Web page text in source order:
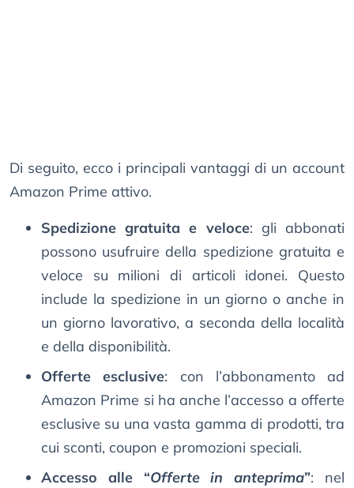
Di seguito, ecco i principali vantaggi di un account
Amazon Prime attivo.
Spedizione gratuita e veloce: gli abbonati
possono usufruire della spedizione gratuita e
veloce su milioni di articoli idonei. Questo
include la spedizione in un giorno o anche in
un giorno lavorativo, a seconda della località
e della disponibilità.
Offerte esclusive: con l’abbonamento ad
Amazon Prime si ha anche l’accesso a offerte
esclusive su una vasta gamma di prodotti, tra
cui sconti, coupon e promozioni speciali.
Accesso alle “Offerte in anteprima”: nel